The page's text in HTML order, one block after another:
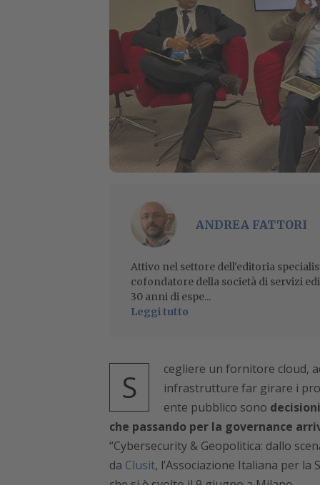
ANDREA FATTORI
Attivo nel settore dell'editoria
cofondatore della società di servizi
30 anni di espe...
Leggi tutto
S
cegliere un fornitore cloud,
infrastrutture far girare i
ente pubblico sono
che passando per la governance
“Cybersecurity & Geopolitica: dallo
da Clusit, l’Associazione Italiana per